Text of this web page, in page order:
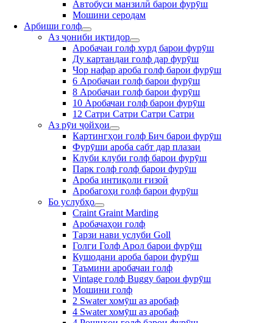
Автобуси манзилӣ барои фурӯш
Мошини серодам
Арбиши голф
Аз ҷониби иқтидор
Аробачаи голф хурд барои фурӯш
Ду картандаи голф дар фурӯш
Чор нафар ароба голф барои фурӯш
6 Аробачаи голф барои фурӯш
8 Аробачаи голф барои фурӯш
10 Аробачаи голф барои фурӯш
12 Сатри Сатри Сатри Сатри
Аз рӯи ҷойҳои
Картингҳои голф Бич барои фурӯш
Фурӯши ароба сабт дар плазаи
Клуби клуби голф барои фурӯш
Парк голф голф барои фурӯш
Ароба интиқоли ғизоӣ
Аробагоҳи голф барои фурӯш
Бо услубҳо
Craint Graint Marding
Аробачаҳои голф
Тарзи нави услуби Goll
Голги Голф Арол барои фурӯш
Кушодани ароба барои фурӯш
Таъмини аробачаи голф
Vintage голф Buggy барои фурӯш
Мошини голф
2 Swater хомӯш аз аробаф
4 Swater хомӯш аз аробаф